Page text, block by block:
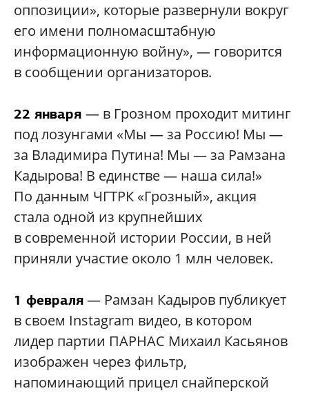
оппозиции», которые развернули вокруг
его имени полномасштабную
информационную войну», — говорится
в сообщении организаторов.
22 января — в Грозном проходит митинг
под лозунгами «Мы — за Россию! Мы —
за Владимира Путина! Мы — за Рамзана
Кадырова! В единстве — наша сила!»
По данным ЧГТРК «Грозный», акция
стала одной из крупнейших
в современной истории России, в ней
приняли участие около 1 млн человек.
1 февраля— Рамзан Кадыров публикует
в своем Instagram видео, в котором
лидер партии ПАРНАС Михаил Касьянов
изображен через фильтр,
напоминающий прицел снайперской